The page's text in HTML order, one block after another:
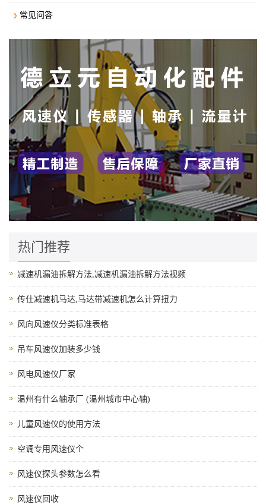
常见问答
热门推荐
减速机漏油拆解方法,减速机漏油拆解方法视频
传仕减速机马达,马达带减速机怎么计算扭力
风向风速仪分类标准表格
吊车风速仪加装多少钱
风电风速仪厂家
温州有什么轴承厂 (温州城市中心轴)
儿童风速仪的使用方法
空调专用风速仪个
风速仪探头参数怎么看
风速仪回收